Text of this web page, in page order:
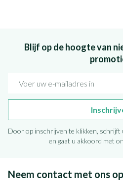
Blijf op de hoogte van
Door op inschrijven te klikken, schrijft
en gaat u akkoord met
Neem contact met ons op